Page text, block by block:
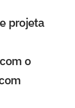
projeta
o